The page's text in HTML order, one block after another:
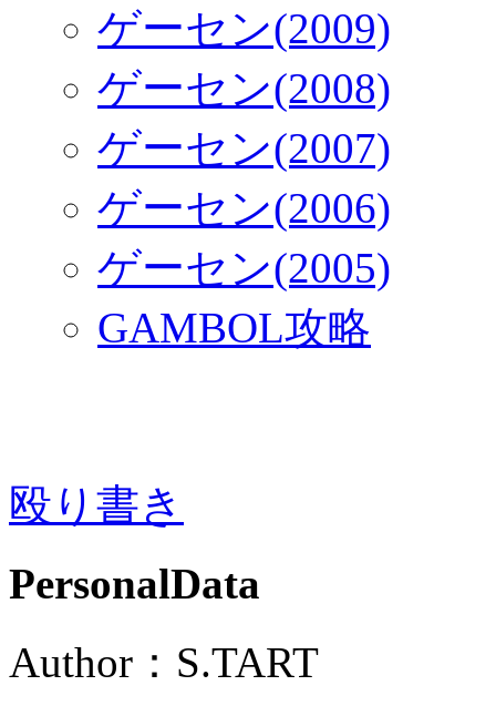
ゲーセン(2009)
ゲーセン(2008)
ゲーセン(2007)
ゲーセン(2006)
ゲーセン(2005)
GAMBOL攻略
殴り書き
PersonalData
Author：S.TART